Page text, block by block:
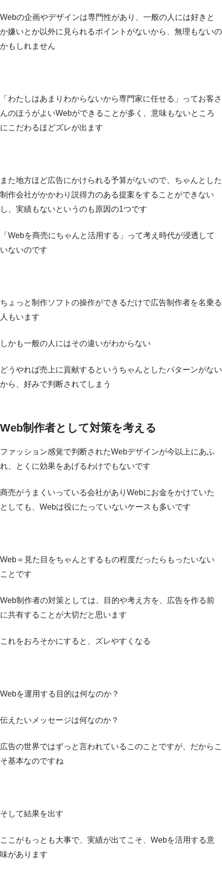
Webの企画やデザインは専門性があり、一般の人には好きと
か嫌いとか以外に見られるポイントがないから、無理もないの
かもしれません
「わたしはあまりわからないから専門家に任せる」ってお客さ
んのほうがよいWebができることが多く、意味もないところ
にこだわるほどズレが出ます
また地方ほど広告にかけられる予算がないので、ちゃんとした
制作会社がかかわり説得力のある提案をすることができない
し、実績もないというのも原因の1つです
「Webを商売にちゃんと活用する」って考え時代が浸透して
いないのです
ちょっと制作ソフトの操作ができるだけで広告制作者を名乗る
人もいます
しかも一般の人にはその違いがわからない
どうやれば売上に貢献するというちゃんとしたパターンがない
から、好みで判断されてしまう
Web制作者として対策を考える
ファッション感覚で判断されたWebデザインが今以上にあふ
れ、とくに効果をあげるわけでもないです
商売がうまくいっている会社がありWebにお金をかけていた
としても、Webは役にたっていないケースも多いです
Web＝見た目をちゃんとするもの程度だったらもったいない
ことです
Web制作者の対策としては、目的や考え方を、広告を作る前
に共有することが大切だと思います
これをおろそかにすると、ズレやすくなる
Webを運用する目的は何なのか？
伝えたいメッセージは何なのか？
広告の世界ではずっと言われているこのことですが、だからこ
そ基本なのですね
そして結果を出す
ここがもっとも大事で、実績が出てこそ、Webを活用する意
味があります